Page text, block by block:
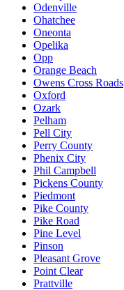
Odenville
Ohatchee
Oneonta
Opelika
Opp
Orange Beach
Owens Cross Roads
Oxford
Ozark
Pelham
Pell City
Perry County
Phenix City
Phil Campbell
Pickens County
Piedmont
Pike County
Pike Road
Pine Level
Pinson
Pleasant Grove
Point Clear
Prattville